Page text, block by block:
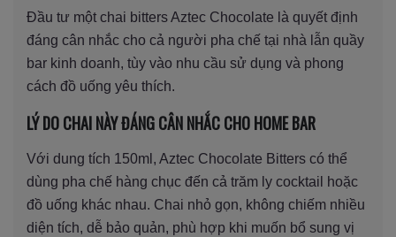
Đầu tư một chai bitters Aztec Chocolate là quyết định
đáng cân nhắc cho cả người pha chế tại nhà lẫn quầy
bar kinh doanh, tùy vào nhu cầu sử dụng và phong
cách đồ uống yêu thích.
LÝ DO CHAI NÀY ĐÁNG CÂN NHẮC CHO HOME BAR
Với dung tích 150ml, Aztec Chocolate Bitters có thể
dùng pha chế hàng chục đến cả trăm ly cocktail hoặc
đồ uống khác nhau. Chai nhỏ gọn, không chiếm nhiều
diện tích, dễ bảo quản, phù hợp khi muốn bổ sung vị